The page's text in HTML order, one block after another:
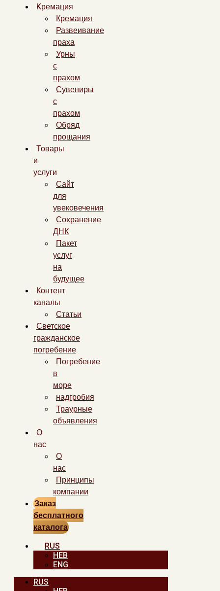
Kремация
Кремация
Развеивание
праха
Урны
с
прахом
Сувениры
с
прахом
Обряд
прощания
Товары
и
услуги
Сайт
для
увековечения
Сохранение
ДНК
Пакет
услуг
на
будущее
Контент
каналы
Статьи
Светское
гражданское
погребение
Погребение
в
море
надгробия
Траурные
объявления
О
нас
О
нас
Принципы
компании
Заказ
бесплатного
каталога
RUS
HEB
ENG
RUS